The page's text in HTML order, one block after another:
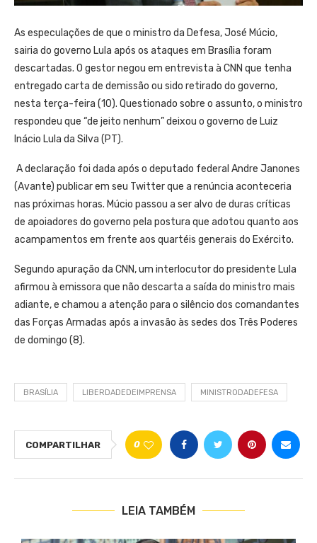
As especulações de que o ministro da Defesa, José Múcio,
sairia do governo Lula após os ataques em Brasília foram
descartadas. O gestor negou em entrevista à CNN que tenha
entregado carta de demissão ou sido retirado do governo,
nesta terça-feira (10). Questionado sobre o assunto, o ministro
respondeu que “de jeito nenhum” deixou o governo de Luiz
Inácio Lula da Silva (PT).
A declaração foi dada após o deputado federal Andre Janones
(Avante) publicar em seu Twitter que a renúncia aconteceria
nas próximas horas. Múcio passou a ser alvo de duras críticas
de apoiadores do governo pela postura que adotou quanto aos
acampamentos em frente aos quartéis generais do Exército.
Segundo apuração da CNN, um interlocutor do presidente Lula
afirmou à emissora que não descarta a saída do ministro mais
adiante, e chamou a atenção para o silêncio dos comandantes
das Forças Armadas após a invasão às sedes dos Três Poderes
de domingo (8).
BRASÍLIA LIBERDADEDEIMPRENSA MINISTRODADEFESA
COMPARTILHAR 0
LEIA TAMBÉM